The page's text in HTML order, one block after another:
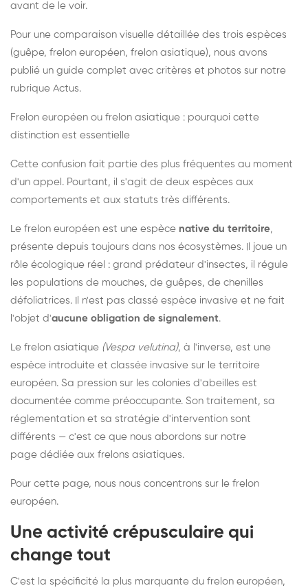
avant de le voir.
Pour une comparaison visuelle détaillée des trois espèces
(guêpe, frelon européen, frelon asiatique), nous avons
publié un guide complet avec critères et photos sur notre
rubrique Actus.
Frelon européen ou frelon asiatique : pourquoi cette
distinction est essentielle
Cette confusion fait partie des plus fréquentes au moment
d'un appel. Pourtant, il s'agit de deux espèces aux
comportements et aux statuts très différents.
Le frelon européen est une espèce native du territoire,
présente depuis toujours dans nos écosystèmes. Il joue un
rôle écologique réel : grand prédateur d'insectes, il régule
les populations de mouches, de guêpes, de chenilles
défoliatrices. Il n'est pas classé espèce invasive et ne fait
l'objet d'aucune obligation de signalement.
Le frelon asiatique (Vespa velutina), à l'inverse, est une
espèce introduite et classée invasive sur le territoire
européen. Sa pression sur les colonies d'abeilles est
documentée comme préoccupante. Son traitement, sa
réglementation et sa stratégie d'intervention sont
différents — c'est ce que nous abordons sur notre
page dédiée aux frelons asiatiques.
Pour cette page, nous nous concentrons sur le frelon
européen.
Une activité crépusculaire qui
change tout
C'est la spécificité la plus marquante du frelon européen,